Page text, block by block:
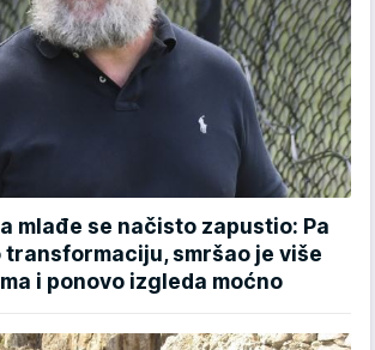
mlađe se načisto zapustio: Pa
transformaciju, smršao je više
i ponovo izgleda moćno